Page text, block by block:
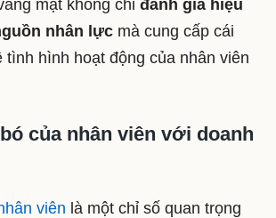
mặt không chỉ đánh giá hiệu
nhân lực mà cung cấp cái
tình hình hoạt động của nhân viên
của nhân viên với doanh
viên là một chỉ số quan trọng